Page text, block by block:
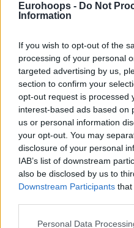
Eurohoops - Do Not
Information
If you wish to opt-out of the
processing of your personal
targeted advertising by us,
section to confirm your
opt-out request is processed
interest-based ads based on
us or personal information
your opt-out. You may
disclosure of your personal
IAB’s list of downstream
also be disclosed by us to
Downstream Participants that
Please note that this
Personal Data
Δείτε αυτή τη δημοσίευση